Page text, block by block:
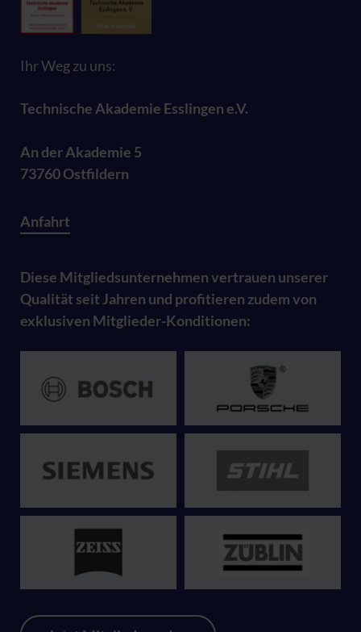
Ihr Weg zu uns:
Technische Akademie Esslingen e.V.
An der Akademie 5
73760 Ostfildern
Anfahrt
Diese Mitgliedsunternehmen vertrauen unserer
Qualität seit Jahren und profitieren zudem von
exklusiven Mitglieder-Konditionen: